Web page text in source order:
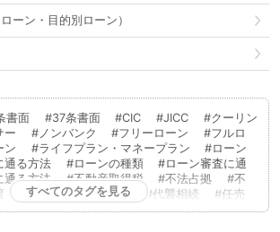
ーン・目的別ローン）
書面 37条書面 CIC JICC
クーリン
ー ノンバンク フリーローン
フルロ
ン ライフプラン・マネープラン
ローン
通る方法 ローンの種類
ローン審査に通
通る方法 不動産取得税 不法占拠
不
代物弁済 代理人 代襲相続
任売
居専用地域 住宅ローン
住宅ローンに通
すべてのタグを見る